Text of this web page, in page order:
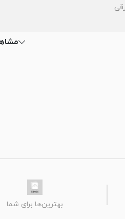
بهترین‌ها برای شما